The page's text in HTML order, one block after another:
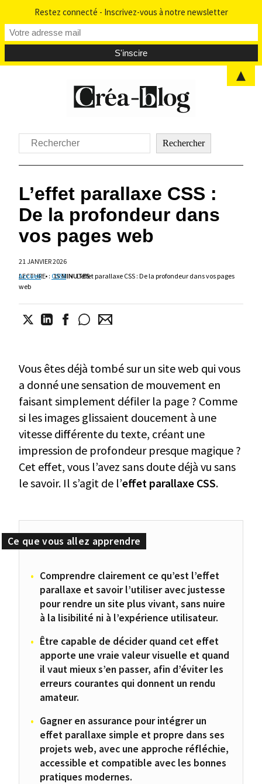
Rechercher Rechercher
L’effet parallaxe CSS :
De la profondeur dans
vos pages web
21 JANVIER 2026
LECTURE : 15 MINUTES
Accueil • CSS3 • L’effet parallaxe CSS : De la profondeur dans vos pages
web
Vous êtes déjà tombé sur un site web qui vous
a donné une sensation de mouvement en
faisant simplement défiler la page ? Comme
si les images glissaient doucement à une
vitesse différente du texte, créant une
impression de profondeur presque magique ?
Cet effet, vous l’avez sans doute déjà vu sans
le savoir. Il s’agit de l’effet parallaxe CSS.
Comprendre clairement ce qu’est l’effet
parallaxe et savoir l’utiliser avec justesse
pour rendre un site plus vivant, sans nuire
à la lisibilité ni à l’expérience utilisateur.
Être capable de décider quand cet effet
apporte une vraie valeur visuelle et quand
il vaut mieux s’en passer, afin d’éviter les
erreurs courantes qui donnent un rendu
amateur.
Gagner en assurance pour intégrer un
effet parallaxe simple et propre dans ses
projets web, avec une approche réfléchie,
accessible et compatible avec les bonnes
pratiques modernes.
Restez connecté - Inscrivez-vous à notre newsletter
▲